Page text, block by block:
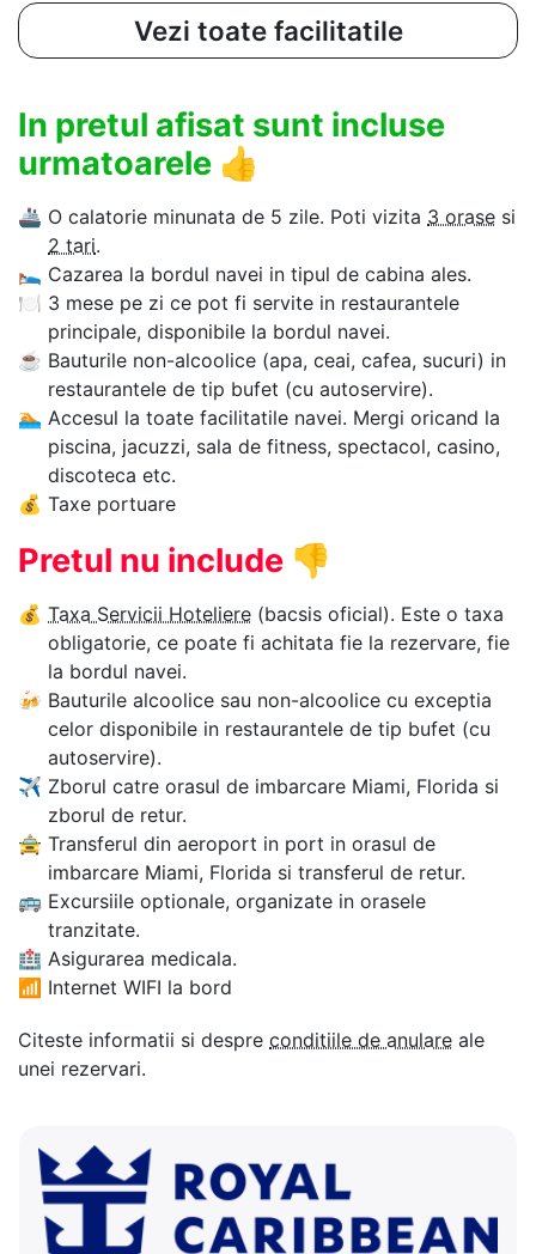
Vezi toate facilitatile
In pretul afisat sunt incluse
urmatoarele 👍
🚢 O calatorie minunata de 5 zile. Poti vizita 3 orase si
2 tari.
🛌 Cazarea la bordul navei in tipul de cabina ales.
🍽 3 mese pe zi ce pot fi servite in restaurantele
principale, disponibile la bordul navei.
☕ Bauturile non-alcoolice (apa, ceai, cafea, sucuri) in
restaurantele de tip bufet (cu autoservire).
🏊‍ Accesul la toate facilitatile navei. Mergi oricand la
piscina, jacuzzi, sala de fitness, spectacol, casino,
discoteca etc.
💰 Taxe portuare
Pretul nu include 👎
💰 Taxa Servicii Hoteliere (bacsis oficial). Este o taxa
obligatorie, ce poate fi achitata fie la rezervare, fie
la bordul navei.
🍻 Bauturile alcoolice sau non-alcoolice cu exceptia
celor disponibile in restaurantele de tip bufet (cu
autoservire).
✈ Zborul catre orasul de imbarcare Miami, Florida si
zborul de retur.
🚖 Transferul din aeroport in port in orasul de
imbarcare Miami, Florida si transferul de retur.
🚌 Excursiile optionale, organizate in orasele
tranzitate.
🏥 Asigurarea medicala.
📶 Internet WIFI la bord
Citeste informatii si despre conditiile de anulare ale
unei rezervari.